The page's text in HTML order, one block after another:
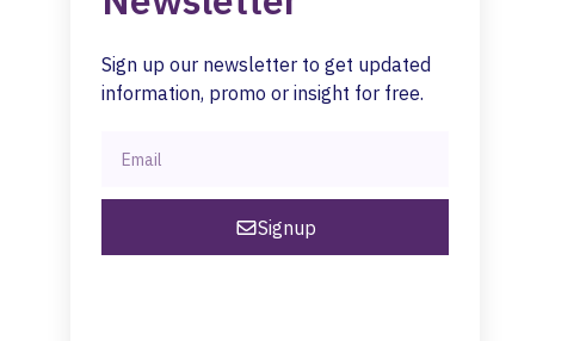
Sign up our newsletter to get updated
information, promo or insight for free.
Signup